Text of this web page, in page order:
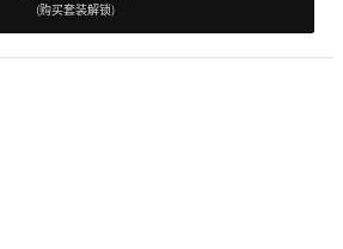
(购买套装解锁)